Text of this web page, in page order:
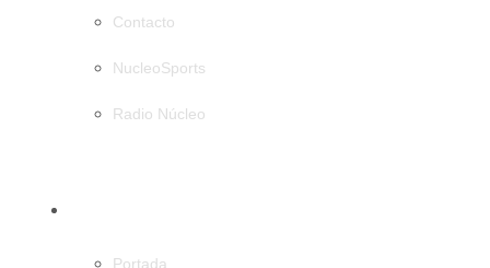
Contacto
NucleoSports
Radio Núcleo
Portada